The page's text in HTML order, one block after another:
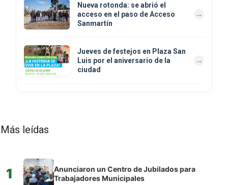
Nueva rotonda: se abrió el
acceso en el paso de Acceso
Sanmartín
Jueves de festejos en Plaza San
Luis por el aniversario de la
ciudad
Más leídas
1
Anunciaron un Centro de Jubilados para
Trabajadores Municipales